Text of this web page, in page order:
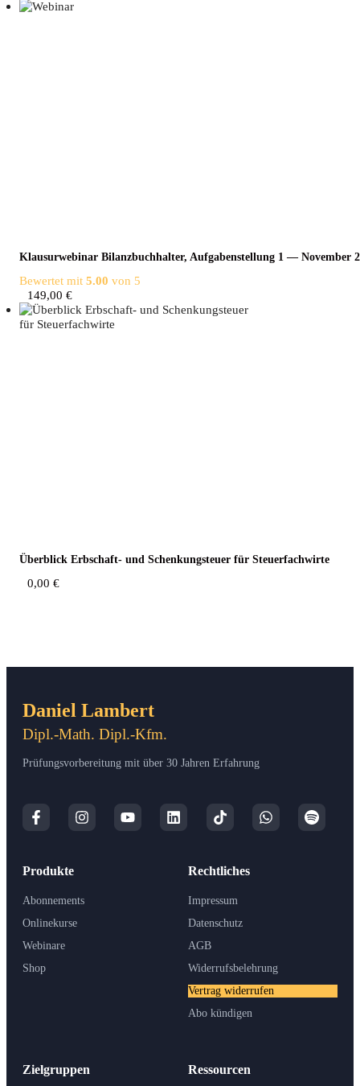
Klau­sur­web­i­nar Bilanz­buch­hal­ter, Auf­ga­ben­stel­lung 1 — Novem­ber
Bewertet mit 5.00 von 5
149,00 €
Über­blick Erb­schaft- und Schen­kung­steu­er für Steuerfachwirte
0,00 €
Daniel Lambert
Dipl.-Math. Dipl.-Kfm.
Prüfungsvorbereitung mit über 30 Jahren Erfahrung
Produkte
Abonnements
Onlinekurse
Webinare
Shop
Zielgruppen Ressourcen
Rechtliches
Impressum
Datenschutz
AGB
Widerrufsbelehrung
Vertrag widerrufen
Abo kündigen